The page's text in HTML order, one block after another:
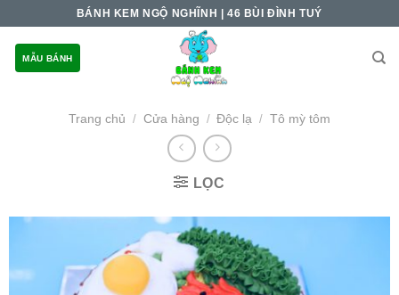
content
BÁNH KEM NGỘ NGHĨNH | 46 BÙI ĐÌNH TUÝ
MẪU BÁNH
Trang chủ / Cửa hàng / Độc lạ / Tô mỳ tôm
LỌC